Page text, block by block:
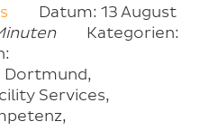
Datum: 13 August
Kategorien:
Services,